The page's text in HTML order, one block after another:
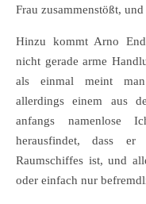
Frau zusammenstößt,
Hinzu kommt Arno
nicht gerade arme
als einmal meint man
allerdings einem aus
anfangs namenlose
herausfindet, dass
Raumschiffes ist, und
oder einfach nur